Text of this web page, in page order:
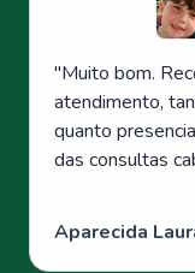
"Muito bom.
atendimento,
quanto
das consultas
Aparecida